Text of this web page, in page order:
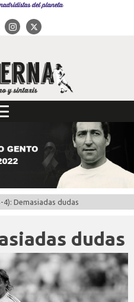
del planeta
4): Demasiadas dudas
dudas